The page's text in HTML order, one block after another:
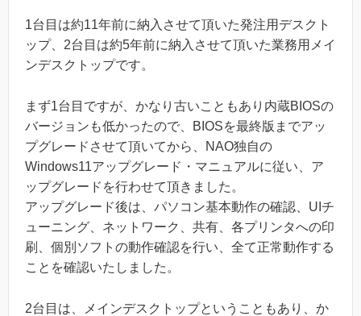
1台目は約11年前に納入させて頂いた発注用デスクト
ップ、2台目は約5年前に納入させて頂いた業務用メイ
ンデスクトップです。
まず1台目ですが、かなり古いこともあり内蔵BIOSの
バージョンも低かったので、BIOSを最終版までアッ
プグレードさせて頂いてから、NAO独自の
Windows11アップグレード・マニュアルに従い、ア
ップグレードを行わせて頂きました。
アップグレード後は、パソコン基本動作の確認、UIチ
ューニング、ネットワーク、共有、各プリンタへの印
刷、個別ソフトの動作確認を行い、全て正常動作する
ことを確認いたしました。
2台目は、メインデスクトップということもあり、か